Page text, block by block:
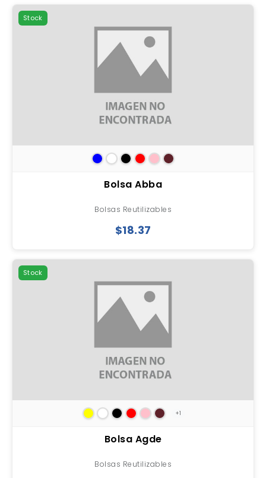
Stock
Bolsa Abba
Bolsas Reutilizables
$18.37
Stock
+1
Bolsa Agde
Bolsas Reutilizables